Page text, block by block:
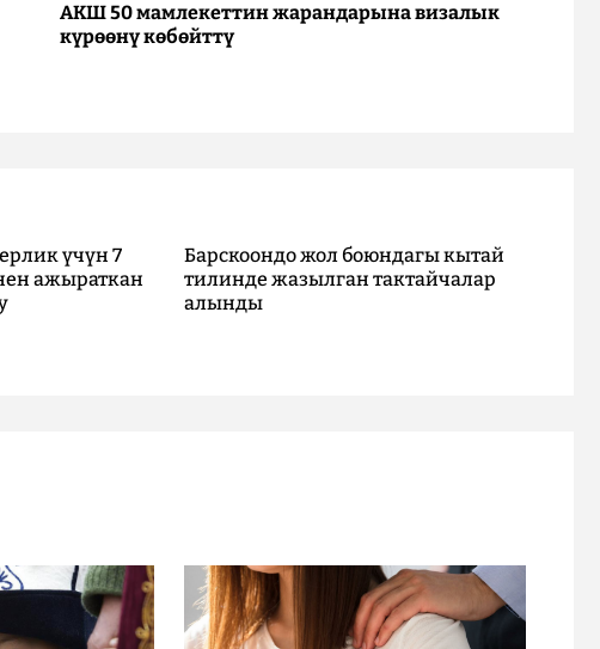
АКШ 50 мамлекеттин жарандарына визалык
күрөөнү көбөйттү
үчүн 7
ажыраткан
Барскоондо жол боюндагы кытай
тилинде жазылган тактайчалар
алынды